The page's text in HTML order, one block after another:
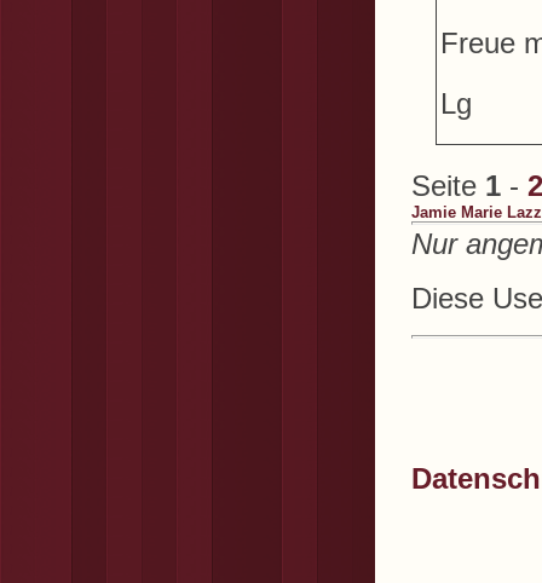
Freue
Lg
Seite 1 - 2
Jamie Marie
Nur
Diese